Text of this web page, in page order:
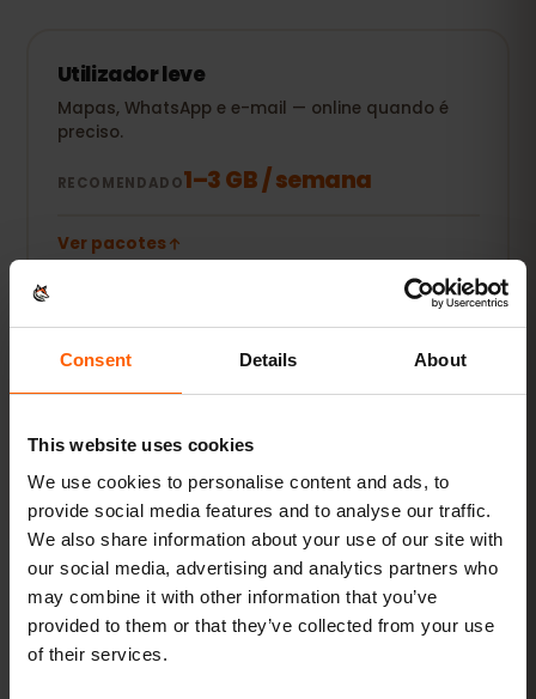
Consent Details About
This website uses cookies
We use cookies to personalise content and ads, to
provide social media features and to analyse our traffic.
We also share information about your use of our site with
our social media, advertising and analytics partners who
may combine it with other information that you’ve
provided to them or that they’ve collected from your use
of their services.
Utilizador leve
Mapas, WhatsApp e e-mail — online quando é
preciso.
RECOMENDADO1–3 GB / semana
Ver pacotes
POPULAR
Utilizador diário
RECOMENDADO 5–10 GB / mês
Ver pacotes
Streaming e hotspot
Vídeos, videochamadas e manter o portátil ou